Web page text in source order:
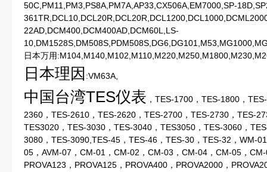
50C,PM11,PM3,PS8A,PM7A,AP33,CX506A,EM7000,SP-
22AD,DCM400,DCM400AD,DCM60L,LS-
日本万用
日本理因 :VM63A,
中国台湾TES仪表 ，TES-1700，TES-1800，
2360，TES-2610，TES-2620，TES-2700，TES-2730，TES-
TES3020，TES-3030，TES-3040，TES3050，TES-3060，
3080，TES-3090,TES-45，TES-46，TES-30，TES-32，WM-
05，AVM-07，CM-01，CM-02，CM-03，CM-04，CM-05，
PROVA123，PROVA125，PROVA400，PROVA2000，